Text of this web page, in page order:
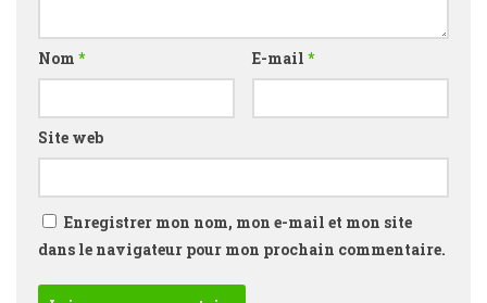
Nom * E-mail *
Site web
Enregistrer mon nom, mon e-mail et mon site
dans le navigateur pour mon prochain commentaire.